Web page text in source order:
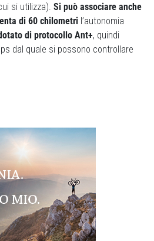
si utilizza). Si può associare anche
di 60 chilometri l’autonomia
di protocollo Ant+, quindi
dal quale si possono controllare